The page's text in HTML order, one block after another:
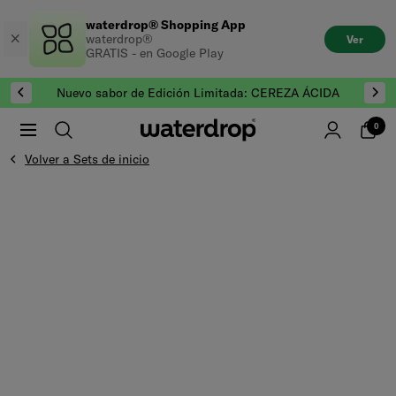
contenido
waterdrop® Shopping App
waterdrop®
GRATIS - en Google Play
Ver
Nuevo sabor de Edición Limitada: CEREZA ÁCIDA
0
Volver a Sets de inicio